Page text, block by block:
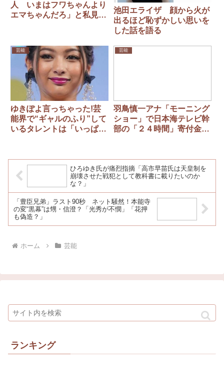
人 いまはフワちゃんより
エマちゃんだろ」と私見投
池田エライザ 顔から火が
出るほど恥ずかしい思いを
した話を語る
芸能
ゆきぽよ言っちゃった!芸
能界で“ギャルのふり”して
いるタレントは「いっぱい
芸能
羽鳥慎一アナ「モーニング
ショー」で日本海テレビ幹
部の「２４時間」寄付金な
ます」
ひろゆき氏が痛烈指摘「高市早苗氏は天皇制を
崩壊させた戦犯として教科書に載りたいのか
な？」
「豊臣兄弟」ラスト90秒 ネット騒然！本能寺
の変“黒幕”は甥・信澄？「光秀が不憫」「花押
も偽造？」
ホーム 芸能
ランキング